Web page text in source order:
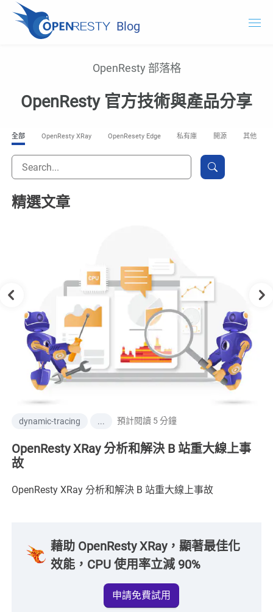
Blog
OpenResty Edge
文件
試用 OpenResty XRay
OpenResty 部落格
OpenResty 官方技術與產品分享
全部 OpenResty XRay OpenResety Edge 私有庫 開源 其他
精選文章
dynamic-tracing ... 預計閱讀 5 分鐘
OpenResty XRay 分析和解決 B 站重大線上事
故
OpenResty XRay 分析和解決 B 站重大線上事故
藉助 OpenResty XRay，顯著最佳化
效能，CPU 使用率立減 90%
申請免費試用